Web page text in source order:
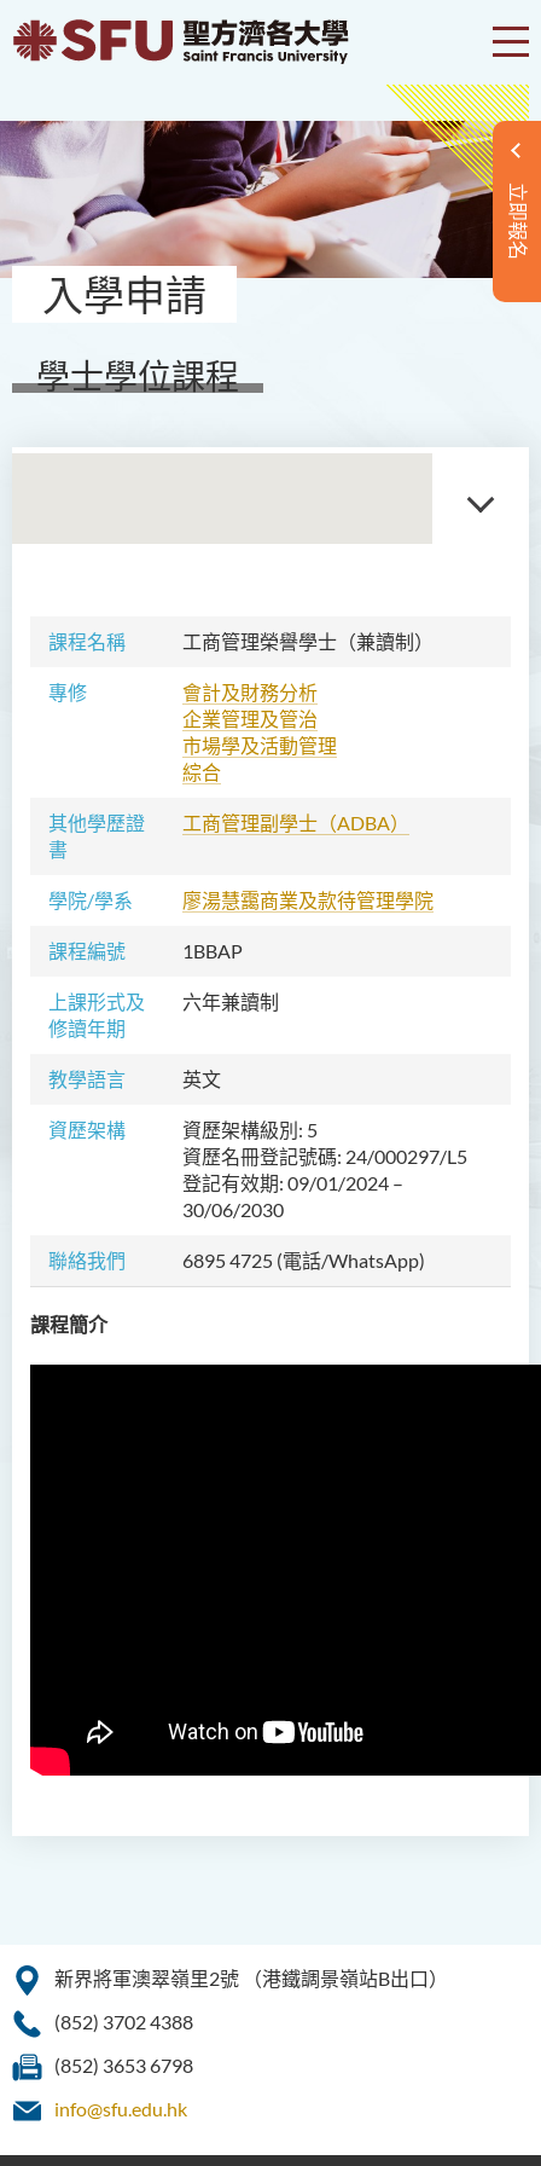
立即報名
入學申請
學士學位課程
課程名稱 工商管理榮譽學士（兼讀制）
專修
會計及財務分析
企業管理及管治
市場學及活動管理
綜合
其他學歷證
書
工商管理副學士（ADBA）
學院/學系 廖湯慧靄商業及款待管理學院
課程編號 1BBAP
上課形式及
修讀年期
六年兼讀制
教學語言 英文
資歷架構
資歷架構級別: 5
資歷名冊登記號碼: 24/000297/L5
登記有效期: 09/01/2024 –
30/06/2030
聯絡我們 6895 4725 (電話/WhatsApp)
課程簡介
翻譯科技（榮譽）文學士
工商管理(榮譽)酒店及旅遊
犯罪及安保科學(榮譽)學士
幼兒教育（榮譽）學士 (全日
護理學（榮譽）學士 (應用學
位學額)
人工智能（榮譽）理學士 (兼
人工智能及數碼娛樂（榮
社會工作（榮譽）學士 (兼讀
制轉制課程)
新界將軍澳翠嶺里2號
（港鐵調景嶺站B出口）
(852) 3702 4388
(852) 3653 6798
info@sfu.edu.hk